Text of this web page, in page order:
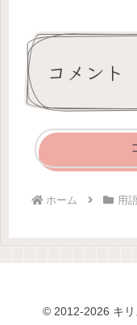
コメント
ホーム 用
© 2012-2026 キリ